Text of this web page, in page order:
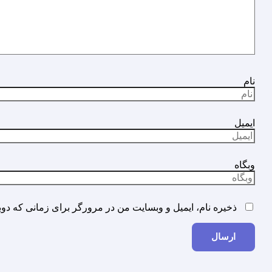
نام
ایمیل
وبگاه
ذخیره نام، ایمیل و وبسایت من در مرورگر برای زمانی که